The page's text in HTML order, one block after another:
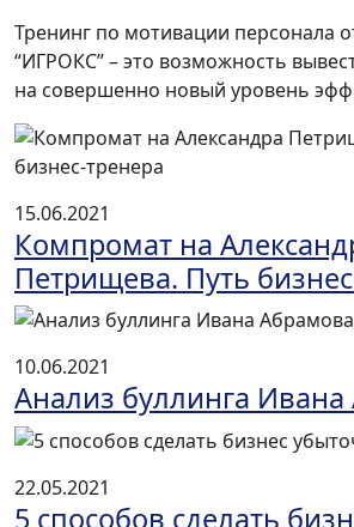
Тренинг по мотивации персонала
“ИГРОКС” – это возможность
на совершенно новый уровень
15.06.2021
Компромат на
Петрищева. Путь
10.06.2021
Анализ буллинга
22.05.2021
5 способов сделать